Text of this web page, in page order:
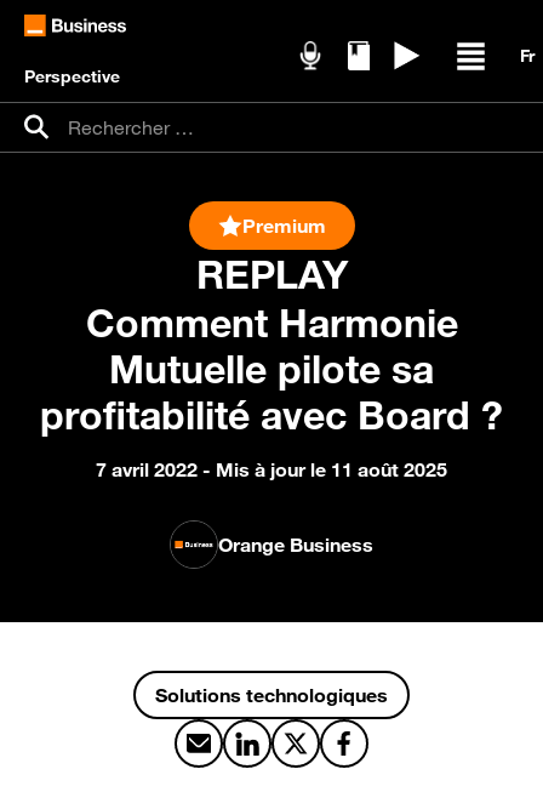
Perspective
Recherche pour :
Rechercher
REPLAY
Premium
Comment Harmonie
Mutuelle pilote sa
profitabilité avec Board ?
7 avril 2022 - Mis à jour le 11 août 2025
Orange Business
Solutions technologiques
Partager par email
Partager sur LinkedIn
Partager sur X
Partager sur Facebook